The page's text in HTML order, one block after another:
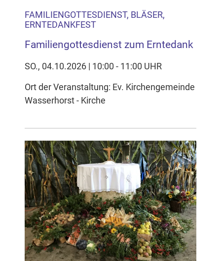
FAMILIENGOTTESDIENST, BLÄSER,
ERNTEDANKFEST
Familiengottesdienst zum Erntedank
SO., 04.10.2026 | 10:00 - 11:00 UHR
Ort der Veranstaltung: Ev. Kirchengemeinde
Wasserhorst - Kirche